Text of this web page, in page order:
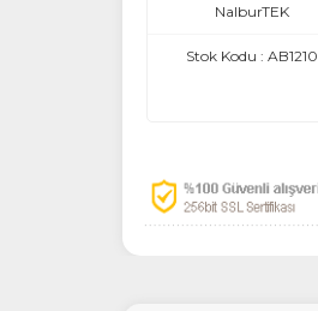
NalburTEK
Stok Kodu : AB1210